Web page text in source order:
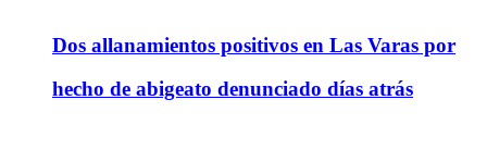
Dos allanamientos positivos en Las Varas por
hecho de abigeato denunciado días atrás